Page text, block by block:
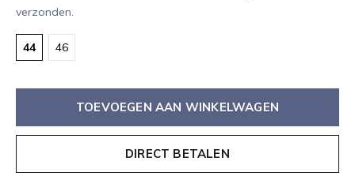
verzonden.
44 46
TOEVOEGEN AAN WINKELWAGEN
DIRECT BETALEN